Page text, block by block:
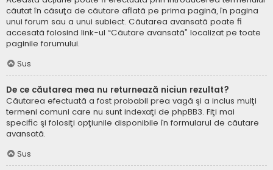
căutat în căsuţa de căutare aflată pe prima pagină, în pagina
unui forum sau a unui subiect. Căutarea avansată poate fi
accesată folosind link-ul “Căutare avansată” localizat pe toate
paginile forumului.
Sus
De ce căutarea mea nu returnează niciun rezultat?
Căutarea efectuată a fost probabil prea vagă şi a inclus mulţi
termeni comuni care nu sunt indexaţi de phpBB3. Fiţi mai
specific şi folosiţi opţiunile disponibile în formularul de căutare
avansată.
Sus